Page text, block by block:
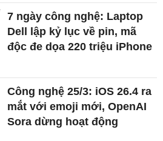
7 ngày công nghệ: Laptop
Dell lập kỷ lục về pin, mã
độc đe dọa 220 triệu iPhone
Công nghệ 25/3: iOS 26.4 ra
mắt với emoji mới, OpenAI
Sora dừng hoạt động